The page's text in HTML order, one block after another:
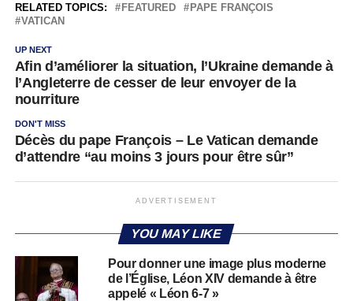
RELATED TOPICS: FEATURED
PAPE FRANÇOIS
VATICAN
UP NEXT
Afin d’améliorer la situation, l’Ukraine demande à
l’Angleterre de cesser de leur envoyer de la
nourriture
DON'T MISS
Décès du pape François – Le Vatican demande
d’attendre “au moins 3 jours pour être sûr”
ADVERTISEMENT
YOU MAY LIKE
Pour donner une image plus moderne
de l’Église, Léon XIV demande à être
appelé « Léon 6-7 »